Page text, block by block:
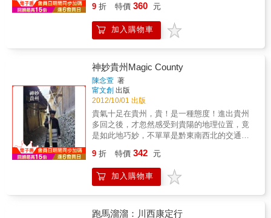
完成旅遊夢想 放下書本，到中國看看不一樣的
的中國各地風情第一手寫真 ★屬於年輕學子族
群的廣泛文化交流 ★提供中國自助旅行的規劃
訣竅和各種旅遊資訊
必要，明白探險是保護無數珍貴自然及文化的
先驅，沒有它，這些東西很可能在我們有機會
看一眼或記錄下來之前已經消失了。」──黃效
每篇均有精彩圖片。循例分為自然與文化兩冊
同時出版。本書是一位探險家、文化保護者、
攝影師、旅行作家面對人類與自然拔河中所呈
顯的人文關懷。透過本書，身為資深探險家的
作者，帶領讀者進入多數人一輩子都不可能到
得了的「奇幻真實」世界。一百多幅National
Geographic等級的圖片，每一張都得之不易，
令人感動。
9 折 特價 360 元
加入購物車
神妙貴州Magic County
陳念萱 著
甯文創 出版
2012/10/01 出版
貴氣十足在貴州，貴！是一種態度！進出貴州
多回之後，才忽然感受到貴陽的地理位置，竟
是如此地巧妙，不單單是黔東南西北的交通樞
都便利的快速道路，便這麼一條條地短時間內
建設完成，在二○一一年，我最接近貴州的一
年，眼前欣然上演了一幕驚人創舉。從這個村
僅存的自然芳華，純淨的空氣與無比新鮮的就
9 折 特價 342 元
加入購物車
跑馬溜溜：川西康定行